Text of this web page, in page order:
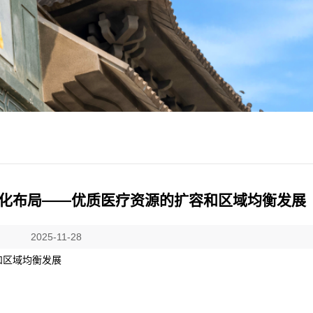
布局——优质医疗资源的扩容和区域均衡发展
2025-11-28
域均衡发展